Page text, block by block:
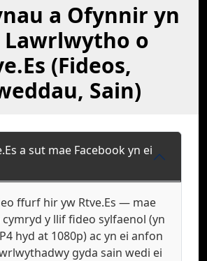
a Ofynnir yn
Lawrlwytho o
(Fideos,
Sain)
a sut mae Facebook yn ei
ffurf hir yw Rtve.Es — mae
cymryd y llif fideo sylfaenol (yn
hyd at 1080p) ac yn ei anfon
gyda sain wedi ei